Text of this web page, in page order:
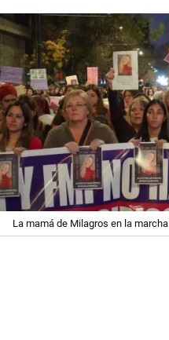
La mamá de Milagros en la marcha